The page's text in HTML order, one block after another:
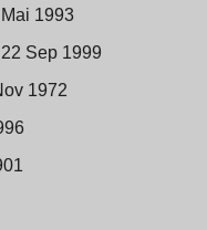
1993
Sep 1999
1972